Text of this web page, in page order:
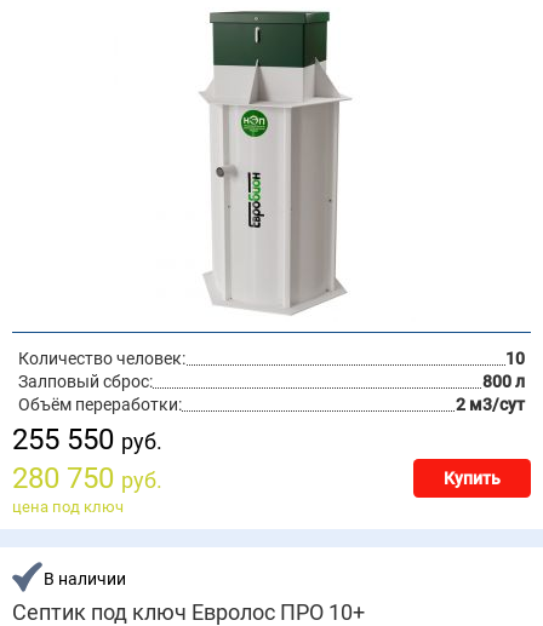
Количество человек:
10
Залповый сброс:
800 л
Объём переработки:
2 м3/сут
255 550 руб.
280 750 руб. Купить
цена под ключ
В наличии
Септик под ключ Евролос ПРО 10+